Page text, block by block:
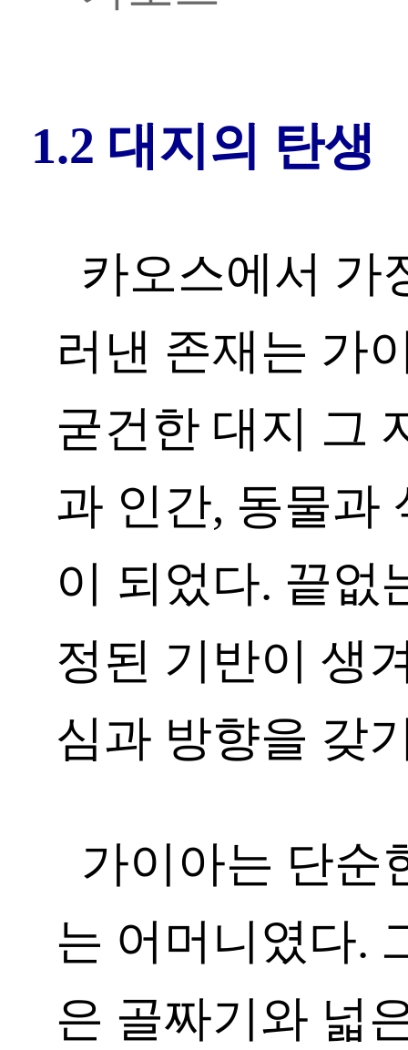
1.2 대지의 탄생
카오스에서 가
러낸 존재는 가
굳건한 대지 그
과 인간, 동물과
이 되었다. 끝없
정된 기반이 생
심과 방향을 갖
가이아는 단순
는 어머니였다.
은 골짜기와 넓